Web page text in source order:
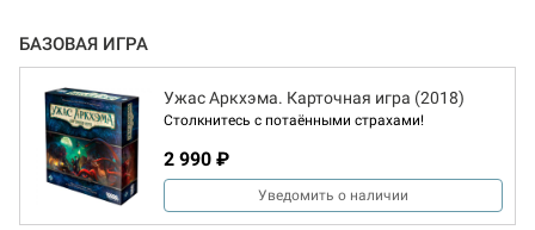
БАЗОВАЯ ИГРА
Ужас Аркхэма. Карточная игра (2018)
Столкнитесь с потаёнными страхами!
2 990 ₽
Уведомить о наличии